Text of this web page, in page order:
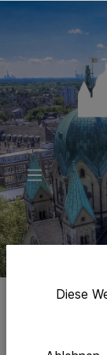
Diese